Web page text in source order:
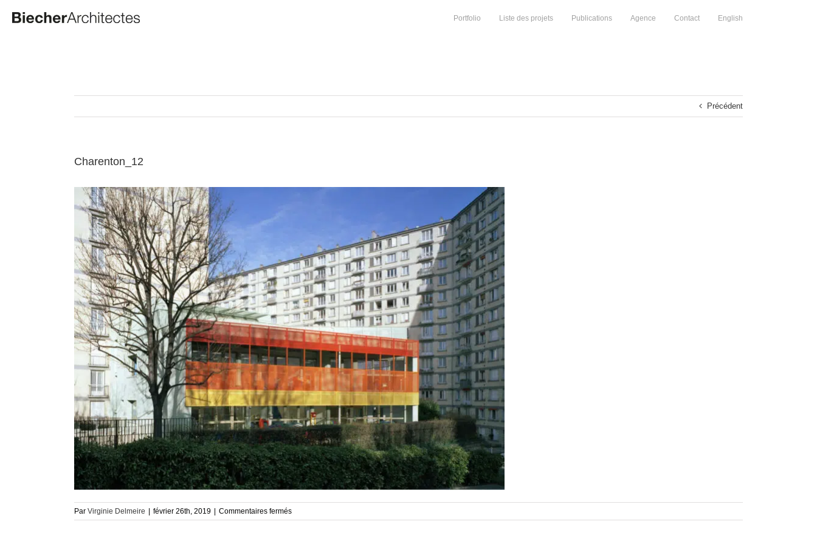
Portfolio Liste des projets Publications Agence Contact English
Précédent
Charenton_12
Par Virginie Delmeire février 26th, 2019 Commentaires ferméssur
Charenton_12